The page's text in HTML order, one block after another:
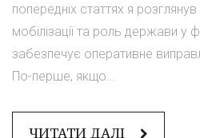
попередніх статтях я
мобілізації та роль держави у
забезпечує оперативне
По-перше, якщо...
ЧИТАТИ ДАЛІ